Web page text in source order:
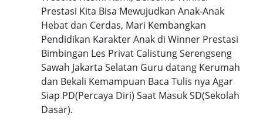
Prestasi Kita Bisa Mewujudkan Anak-Anak
Hebat dan Cerdas, Mari Kembangkan
Pendidikan Karakter Anak di Winner Prestasi
Bimbingan Les Privat Calistung Serengseng
Sawah Jakarta Selatan Guru datang Kerumah
dan Bekali Kemampuan Baca Tulis nya Agar
Siap PD(Percaya Diri) Saat Masuk SD(Sekolah
Dasar).